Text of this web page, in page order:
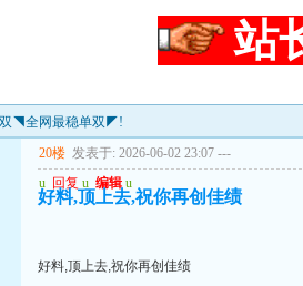
站
双◥全网最稳单双◤!
20楼 发表于: 2026-06-02 23:07 ---
u 回复 u 编辑 u
好料,顶上去,祝你再创佳绩
好料,顶上去,祝你再创佳绩